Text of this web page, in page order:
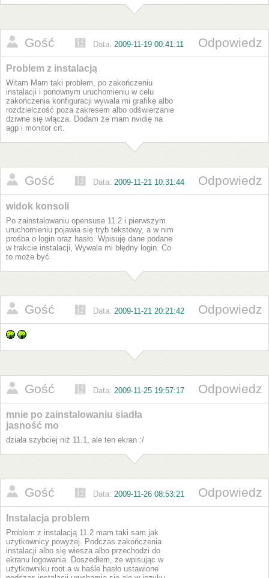
Gość Data: 2009-11-19 00:41:11 Odpowiedz
Problem z instalacją
Witam Mam taki problem, po zakończeniu
instalacji i ponownym uruchomieniu w celu
zakończenia konfiguracji wywala mi grafikę albo
rozdzielczość poza zakresem albo odświerzanie
dziwne się włącza. Dodam że mam nvidię na
agp i monitor crt.
Gość Data: 2009-11-21 10:31:44 Odpowiedz
widok konsoli
Po zainstalowaniu opensuse 11.2 i pierwszym
uruchomieniu pojawia się tryb tekstowy, a w nim
prośba o login oraz hasło. Wpisuję dane podane
w trakcie instalacji, Wywala mi błędny login. Co
to może być
Gość Data: 2009-11-21 20:21:42 Odpowiedz
Gość Data: 2009-11-25 19:57:17 Odpowiedz
mnie po zainstalowaniu siadła
jasność mo
działa szybciej niż 11.1, ale ten ekran :/
Gość Data: 2009-11-26 08:53:21 Odpowiedz
Instalacja problem
Problem z instalacją 11.2 mam taki sam jak
użytkownicy powyżej. Podczas zakończenia
instalacji albo się wiesza albo przechodzi do
ekranu logowania. Doszedłem, że wpisując w
użytkowniku root a w haśle hasło ustawione